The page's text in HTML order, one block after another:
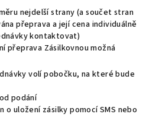
nejdelší strany (a součet stran
přeprava a její cena individuálně
kontaktovat)
přeprava Zásilkovnou možná
volí pobočku, na které bude
podání
uložení zásilky pomocí SMS nebo